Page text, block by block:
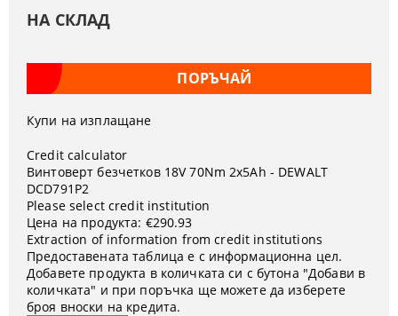
НА СКЛАД
Купи на изплащане
Credit calculator
Винтоверт безчетков 18V 70Nm 2x5Ah - DEWALT
DCD791P2
Please select credit institution
Цена на продукта: €290.93
Extraction of information from credit institutions
Предоставената таблица е с информационна цел.
Добавете продукта в количката си с бутона "Добави в
количката" и при поръчка ще можете да изберете
броя вноски на кредита.